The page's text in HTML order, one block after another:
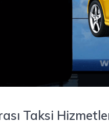
Taksi